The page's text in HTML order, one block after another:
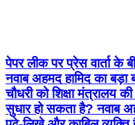
पेपर लीक पर प्रेस वार्ता के
नवाब अहमद हामिद का
चौधरी को शिक्षा मंत्रालय
सुधार हो सकता है? नवाब